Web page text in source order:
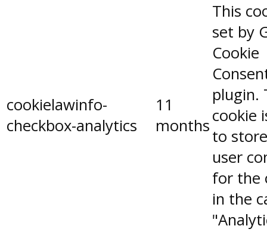
cookielawinfo-
checkbox-analytics
11
months
This
set by
Cookie
plugin.
cookie
to
user
for the
in the